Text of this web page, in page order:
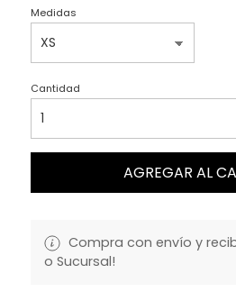
Medidas
Cantidad
AGREGAR AL
Compra con envío y
o Sucursal!